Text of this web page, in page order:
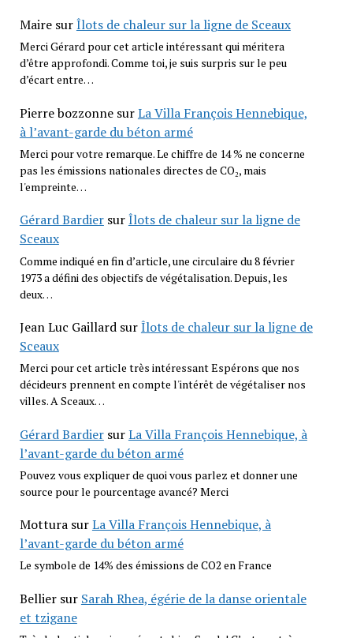
MairesurÎlots de chaleur sur la ligne de Sceaux
Merci Gérard pour cet article intéressant qui méritera
d’être approfondi. Comme toi, je suis surpris sur le peu
d’écart entre…
Pierre bozzonnesurLa Villa François Hennebique,
à l’avant-garde du béton armé
Merci pour votre remarque. Le chiffre de 14 % ne concerne
pas les émissions nationales directes de CO₂, mais
l'empreinte…
Gérard BardiersurÎlots de chaleur sur la ligne de
Sceaux
Comme indiqué en fin d’article, une circulaire du 8 février
1973 a défini des objectifs de végétalisation. Depuis, les
deux…
Jean Luc GaillardsurÎlots de chaleur sur la ligne de
Sceaux
Merci pour cet article très intéressant Espérons que nos
décideurs prennent en compte l'intérêt de végétaliser nos
villes. A Sceaux…
Gérard BardiersurLa Villa François Hennebique, à
l’avant-garde du béton armé
Pouvez vous expliquer de quoi vous parlez et donner une
source pour le pourcentage avancé? Merci
MotturasurLa Villa François Hennebique, à
l’avant-garde du béton armé
Le symbole de 14% des émissions de CO2 en France
Belliersur Sarah Rhea, égérie de la danse orientale
et tzigane